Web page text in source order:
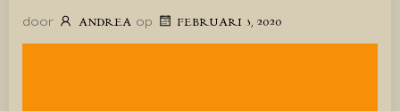
door ANDREA op FEBRUARI 3, 2020